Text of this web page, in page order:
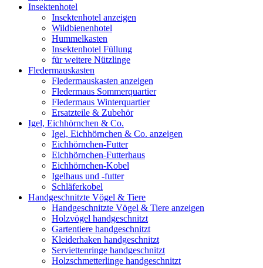
Insektenhotel
Insektenhotel anzeigen
Wildbienenhotel
Hummelkasten
Insektenhotel Füllung
für weitere Nützlinge
Fledermauskasten
Fledermauskasten anzeigen
Fledermaus Sommerquartier
Fledermaus Winterquartier
Ersatzteile & Zubehör
Igel, Eichhörnchen & Co.
Igel, Eichhörnchen & Co. anzeigen
Eichhörnchen-Futter
Eichhörnchen-Futterhaus
Eichhörnchen-Kobel
Igelhaus und -futter
Schläferkobel
Handgeschnitzte Vögel & Tiere
Handgeschnitzte Vögel & Tiere anzeigen
Holzvögel handgeschnitzt
Gartentiere handgeschnitzt
Kleiderhaken handgeschnitzt
Serviettenringe handgeschnitzt
Holzschmetterlinge handgeschnitzt